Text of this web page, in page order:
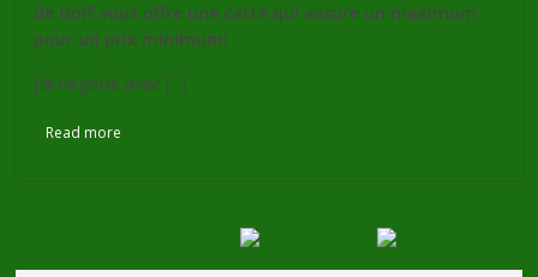
de Golf vous offre une carte qui assure un maximum
pour un prix minimum!
J’ai négocié avec [...]
Read more